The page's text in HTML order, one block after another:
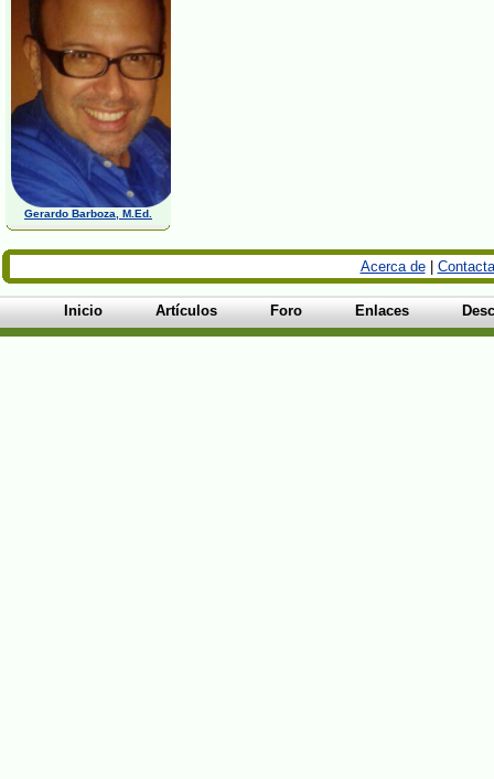
Gerardo Barboza, M.Ed.
Acerca de|
Inicio Artículos Foro Enlaces